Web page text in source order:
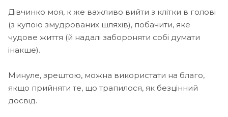
Дівчинко моя, к же важливо вийти з клітки в голові
(з купою змудрованих шляхів), побачити, яке
чудове життя (й надалі забороняти собі думати
інакше).
Минуле, зрештою, можна використати на благо,
якщо прийняти те, що трапилося, як безцінний
досвід.